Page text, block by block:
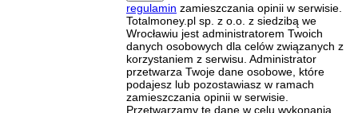
regulamin zamieszczania opinii w serwisie.
Totalmoney.pl sp. z o.o. z siedzibą we
Wrocławiu jest administratorem Twoich
danych osobowych dla celów związanych z
korzystaniem z serwisu. Administrator
przetwarza Twoje dane osobowe, które
podajesz lub pozostawiasz w ramach
zamieszczania opinii w serwisie.
Przetwarzamy te dane w celu wykonania